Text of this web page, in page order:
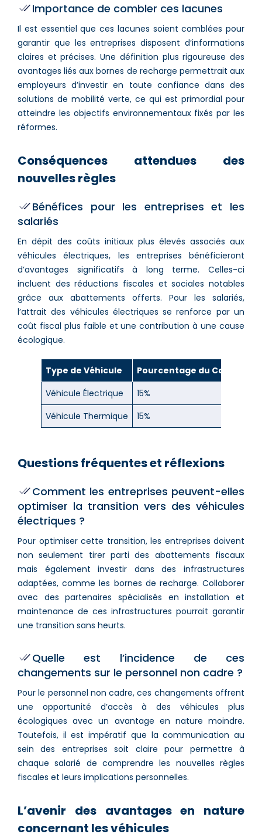
Importance de combler ces lacunes
Il est essentiel que ces lacunes soient comblées pour
garantir que les entreprises disposent d’informations
claires et précises. Une définition plus rigoureuse des
avantages liés aux bornes de recharge permettrait aux
employeurs d’investir en toute confiance dans des
solutions de mobilité verte, ce qui est primordial pour
atteindre les objectifs environnementaux fixés par les
réformes.
Conséquences attendues des
nouvelles règles
Bénéfices pour les entreprises et les
salariés
En dépit des coûts initiaux plus élevés associés aux
véhicules électriques, les entreprises bénéficieront
d’avantages significatifs à long terme. Celles-ci
incluent des réductions fiscales et sociales notables
grâce aux abattements offerts. Pour les salariés,
l’attrait des véhicules électriques se renforce par un
coût fiscal plus faible et une contribution à une cause
écologique.
Type de Véhicule
Pourcentage du Coût
Véhicule Électrique
15%
Véhicule Thermique
15%
Questions fréquentes et réflexions
Comment les entreprises peuvent-elles
optimiser la transition vers des véhicules
électriques ?
Pour optimiser cette transition, les entreprises doivent
non seulement tirer parti des abattements fiscaux
mais également investir dans des infrastructures
adaptées, comme les bornes de recharge. Collaborer
avec des partenaires spécialisés en installation et
maintenance de ces infrastructures pourrait garantir
une transition sans heurts.
Quelle est l’incidence de ces
changements sur le personnel non cadre ?
Pour le personnel non cadre, ces changements offrent
une opportunité d’accès à des véhicules plus
écologiques avec un avantage en nature moindre.
Toutefois, il est impératif que la communication au
sein des entreprises soit claire pour permettre à
chaque salarié de comprendre les nouvelles règles
fiscales et leurs implications personnelles.
L’avenir des avantages en nature
concernant les véhicules